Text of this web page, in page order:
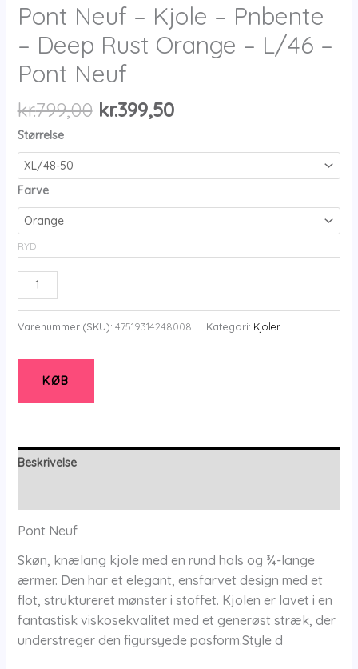
Pont Neuf – Kjole – Pnbente
– Deep Rust Orange – L/46 –
Pont Neuf
kr.799,00 Den
pris
kr.399,50Den
pris
Størrelse
Farve
RYD
Pont
Neuf
-
-
Pnbente
-
Orange
Pont
Neuf
antal
Varenummer (SKU): 47519314248008 Kategori: Kjoler
KØB
Beskrivelse
Pont Neuf
Skøn, knælang kjole med en rund hals og ¾-lange
ærmer. Den har et elegant, ensfarvet design med et
flot, struktureret mønster i stoffet. Kjolen er lavet i en
fantastisk viskosekvalitet med et generøst stræk, der
understreger den figursyede pasform.Style d